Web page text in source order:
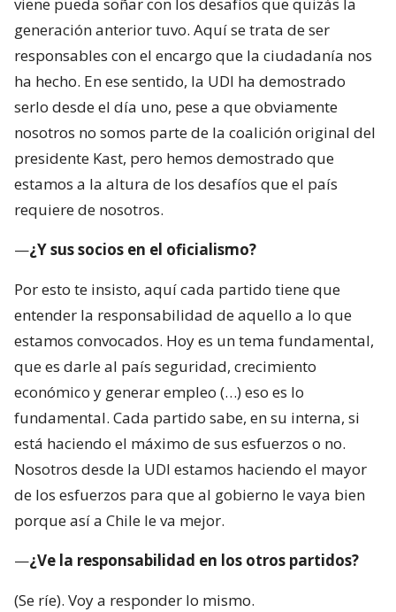
viene pueda soñar con los desafíos que quizás la
generación anterior tuvo. Aquí se trata de ser
responsables con el encargo que la ciudadanía nos
ha hecho. En ese sentido, la UDI ha demostrado
serlo desde el día uno, pese a que obviamente
nosotros no somos parte de la coalición original del
presidente Kast, pero hemos demostrado que
estamos a la altura de los desafíos que el país
requiere de nosotros.
—¿Y sus socios en el oficialismo?
Por esto te insisto, aquí cada partido tiene que
entender la responsabilidad de aquello a lo que
estamos convocados. Hoy es un tema fundamental,
que es darle al país seguridad, crecimiento
económico y generar empleo (…) eso es lo
fundamental. Cada partido sabe, en su interna, si
está haciendo el máximo de sus esfuerzos o no.
Nosotros desde la UDI estamos haciendo el mayor
de los esfuerzos para que al gobierno le vaya bien
porque así a Chile le va mejor.
—¿Ve la responsabilidad en los otros partidos?
(Se ríe). Voy a responder lo mismo.